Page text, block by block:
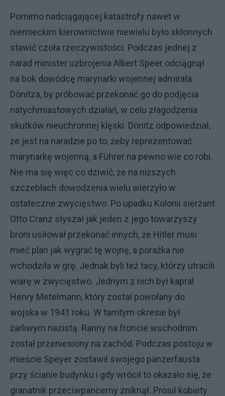
Pomimo nadciągającej katastrofy nawet w
niemieckim kierownictwie niewielu było skłonnych
stawić czoła rzeczywistości. Podczas jednej z
narad minister uzbrojenia Albert Speer odciągnął
na bok dowódcę marynarki wojennej admirała
Dönitza, by próbować przekonać go do podjęcia
natychmiastowych działań, w celu złagodzenia
skutków nieuchronnej klęski. Dönitz odpowiedział,
że jest na naradzie po to, żeby reprezentować
marynarkę wojenną, a Führer na pewno wie co robi.
Nie ma się więc co dziwić, że na niższych
szczeblach dowodzenia wielu wierzyło w
ostateczne zwycięstwo. Po upadku Kolonii sierżant
Otto Cranz słyszał jak jeden z jego towarzyszy
broni usiłował przekonać innych, że Hitler musi
mieć plan jak wygrać tę wojnę, a porażka nie
wchodziła w grę. Jednak byli też tacy, którzy utracili
wiarę w zwycięstwo. Jednym z nich był kapral
Henry Metelmann, który został powołany do
wojska w 1941 roku. W tamtym okresie był
żarliwym nazistą. Ranny na froncie wschodnim
został przeniesiony na zachód. Podczas postoju w
mieście Speyer zostawił swojego panzerfausta
przy ścianie budynku i gdy wrócił to okazało się, że
granatnik przeciwpancerny zniknął. Prosił kobiety